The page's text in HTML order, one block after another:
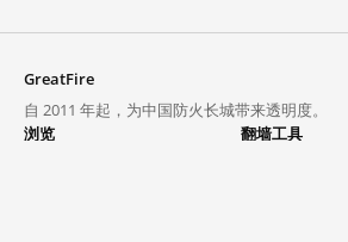
GreatFire
自 2011 年起，为中国防火长城带来透明度。
浏览
翻墙工具